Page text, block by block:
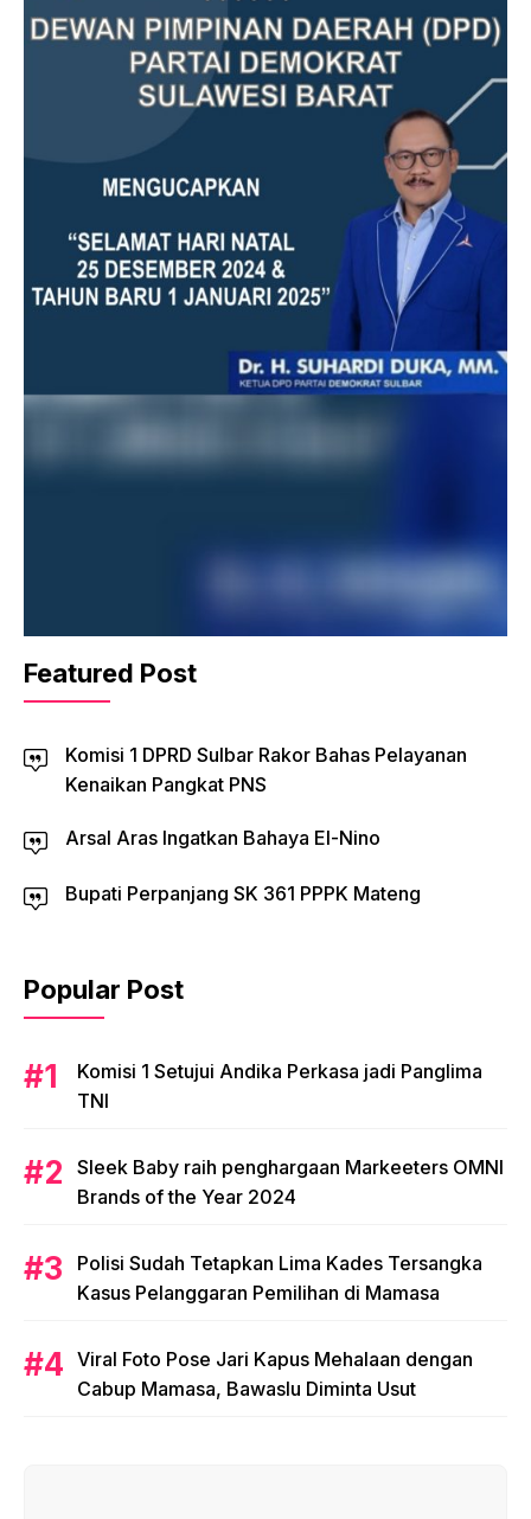
Featured Post
Komisi 1 DPRD Sulbar Rakor Bahas Pelayanan
Kenaikan Pangkat PNS
Arsal Aras Ingatkan Bahaya El-Nino
Bupati Perpanjang SK 361 PPPK Mateng
Popular Post
Komisi 1 Setujui Andika Perkasa jadi Panglima
TNI
Sleek Baby raih penghargaan Markeeters OMNI
Brands of the Year 2024
Polisi Sudah Tetapkan Lima Kades Tersangka
Kasus Pelanggaran Pemilihan di Mamasa
Viral Foto Pose Jari Kapus Mehalaan dengan
Cabup Mamasa, Bawaslu Diminta Usut